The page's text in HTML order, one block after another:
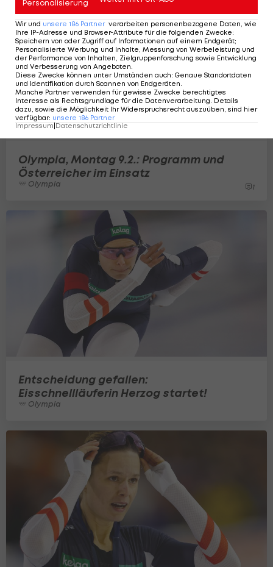
Olympia, Montag 9.2.: Programm und
Österreicher im Einsatz
Olympia 1
Entscheidung gefallen:
Eisschnellläuferin Herzog startet!
Olympia
Personalisierung
Wir und unsere 186 Partner verarbeiten personenbezogene Daten, wie
Ihre IP-Adresse und Browser-Attribute für die folgenden Zwecke:
Speichern von oder Zugriff auf Informationen auf einem Endgerät;
Personalisierte Werbung und Inhalte, Messung von Werbeleistung und
der Performance von Inhalten, Zielgruppenforschung sowie Entwicklung
und Verbesserung von Angeboten.
Diese Zwecke können unter Umständen auch: Genaue Standortdaten
und Identifikation durch Scannen von Endgeräten.
Manche Partner verwenden für gewisse Zwecke berechtigtes
Interesse als Rechtsgrundlage für die Datenverarbeitung. Details
dazu, sowie die Möglichkeit Ihr Widerspruchsrecht auszuüben, sind hier
verfügbar: unsere 186 Partner
Impressum Datenschutzrichtlinie